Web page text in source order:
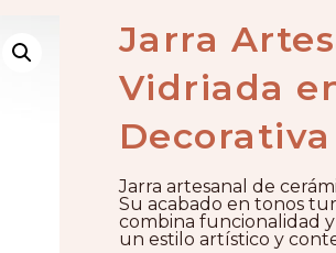
Jarra
Vidriada
Jarra artesanal de
Su acabado en tonos
combina funcionalidad y
un estilo artístico y